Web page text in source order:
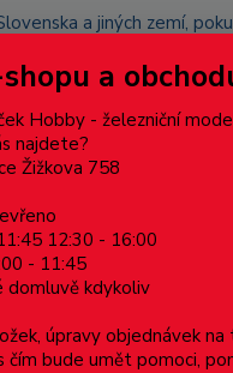
a jiných zemí,
zaslána znovu s
následující objednávky.
předměty
a
Hobby - železniční
najdete?
Žižkova 758
12:30 - 16:00
- 11:45
domluvě kdykoliv
úpravy objednávek
čím bude umět pomoci,